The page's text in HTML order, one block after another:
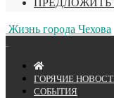
ПРЕДЛОЖИТЬ
Жизнь города Чехова
ГОРЯЧИЕ
СОБЫТИЯ